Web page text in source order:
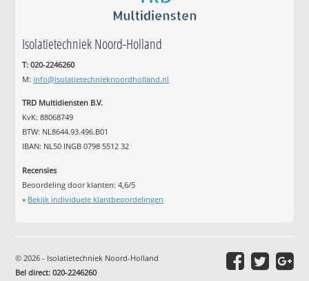
Isolatietechniek Noord-Holland
T: 020-2246260
M: info@isolatietechnieknoordholland.nl
TRD Multidiensten B.V.
KvK: 88068749
BTW: NL8644.93.496.B01
IBAN: NL50 INGB 0798 5512 32
Recensies
Beoordeling door klanten:4,6/5
» Bekijk individuele klantbeoordelingen
© 2026 - Isolatietechniek Noord-Holland
Bel direct: 020-2246260